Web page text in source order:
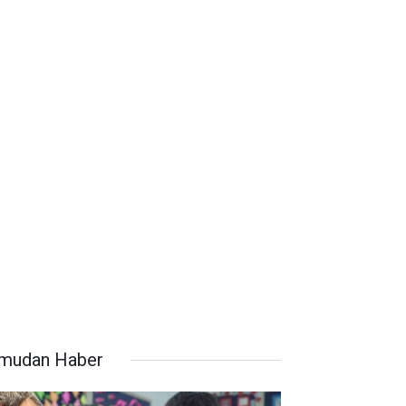
Haber